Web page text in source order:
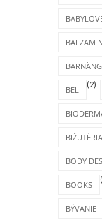
BALZAM
BEL
(2)
BIŽUTÉRIA
BODY
BOOKS
BÝVANIE